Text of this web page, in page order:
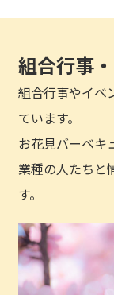
組合行事
組合行事やイベ
ています。
お花見バーベキ
業種の人たちと
す。